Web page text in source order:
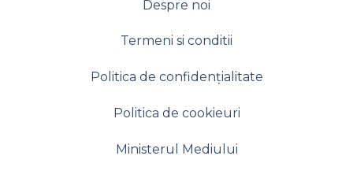
Despre noi
Termeni si conditii
Politica de confidențialitate
Politica de cookieuri
Ministerul Mediului